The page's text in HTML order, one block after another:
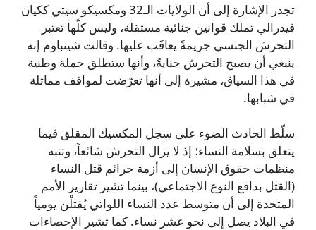
تجدر الإشارة إلى أن الولايات الـ32 ومكسيكو سيتي ككيان
فيدرالي تملك قوانين جنائية مستقلة، وليس كلّها تعتبر
التحرش الجنسي جريمةً يعاقَب عليها. وقالت شينباوم إنه
ينبغي أن يصبح التحرش جنايةً، وأنها ستطلق حملة وطنية
في هذا السياق، مشيرة إلى أنها تعرّضت لمواقف مماثلة
في شبابها.
سلّط الحادث الضوء على سجل المكسيك المقلق فيما
يتعلق بسلامة النساء؛ إذ لا يزال التحرش شائعاً، وتنبه
منظمات حقوق الإنسان إلى أزمة جرائم قتل النساء
(القتل بدافع النوع الاجتماعي)، بينما تشير تقارير الأمم
المتحدة إلى أن متوسط عدد النساء اللواتي يُقتلْن يومياً
في البلاد يصل إلى نحو عشر نساء. كما تشير الإحصاءات